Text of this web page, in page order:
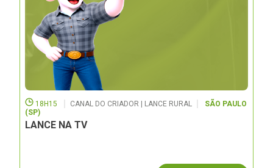
18H15 CANAL DO CRIADOR | LANCE RURAL
SÃO PAULO
(SP)
LANCE NA TV